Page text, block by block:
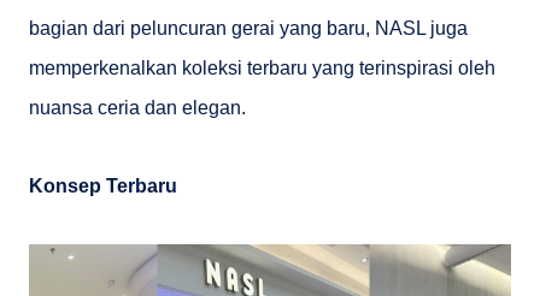
bagian dari peluncuran gerai yang baru, NASL juga
memperkenalkan koleksi terbaru yang terinspirasi oleh
nuansa ceria dan elegan.
Konsep Terbaru